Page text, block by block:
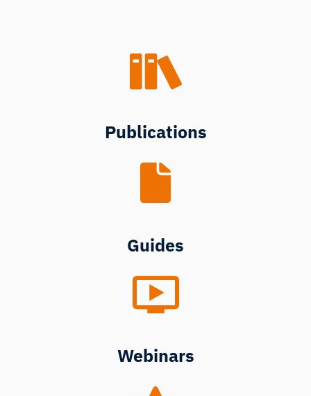
Publications
Guides
Webinars